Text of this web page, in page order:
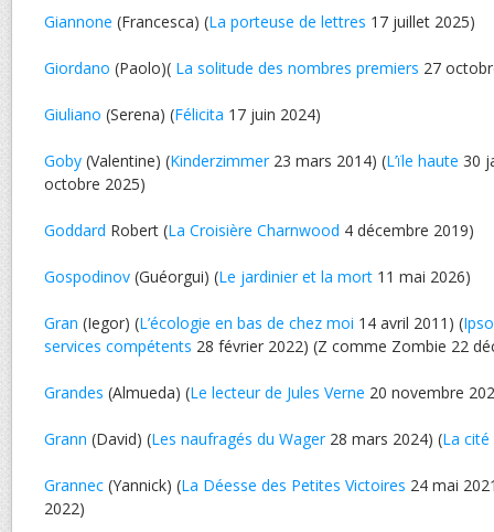
Giannone (Francesca) (La porteuse de lettres 17 juillet 2025)
Giordano (Paolo)( La solitude des nombres premiers 27
Giuliano (Serena) (Félicita 17 juin 2024)
Goby (Valentine) (Kinderzimmer23 mars 2014) (L’ïle haute 30
octobre 2025)
Goddard Robert (La Croisière Charnwood 4 décembre 2019)
Gospodinov (Guéorgui) (Le jardinier et la mort 11 mai 2026)
Gran (Iegor) (L’écologie en bas de chez moi 14 avril 2011) (
services compétents 28 février 2022) (Z comme Zombie 22
Grandes (Almueda) (Le lecteur de Jules Verne 20 novembre
Grann (David) (Les naufragés du Wager28 mars 2024) (La
Grannec (Yannick) (La Déesse des Petites Victoires 24 mai
2022)